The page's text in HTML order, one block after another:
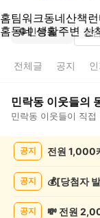
홈팀워크동네산책
홈동네 생활주변 산
민락동
전체글 공지
민락동 이웃들의
민락동 이웃들이 직접
공지 전원 1,000
공지
공지